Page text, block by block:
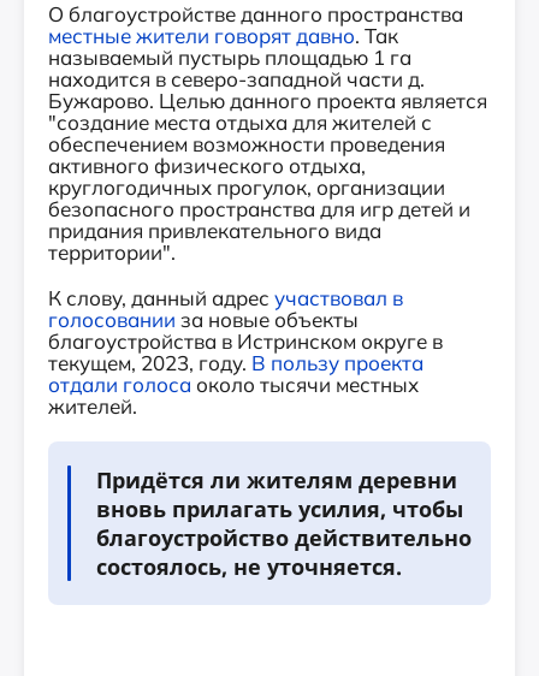
О благоустройстве данного пространства
местные жители говорят давно. Так
называемый пустырь площадью 1 га
находится в северо-западной части д.
Бужарово. Целью данного проекта является
"создание места отдыха для жителей с
обеспечением возможности проведения
активного физического отдыха,
круглогодичных прогулок, организации
безопасного пространства для игр детей и
придания привлекательного вида
территории".
К слову, данный адрес участвовал в
голосовании за новые объекты
благоустройства в Истринском округе в
текущем, 2023, году. В пользу проекта
отдали голоса около тысячи местных
жителей.
Придётся ли жителям деревни
вновь прилагать усилия, чтобы
благоустройство действительно
состоялось, не уточняется.